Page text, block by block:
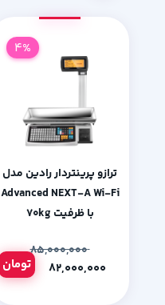
ترازو پرینتردار رادین مدل
Advanced NEXT-A Wi-Fi
با ظرفیت ۷۰kg
۸۵,۰۰۰,۰۰۰
تومان
4%